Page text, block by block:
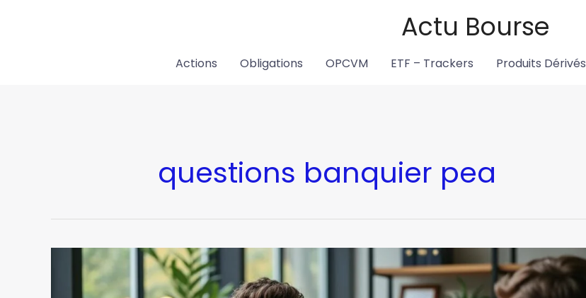
Actu Bourse
Actions Obligations OPCVM ETF – Trackers Produits Dérivés
questions banquier pea